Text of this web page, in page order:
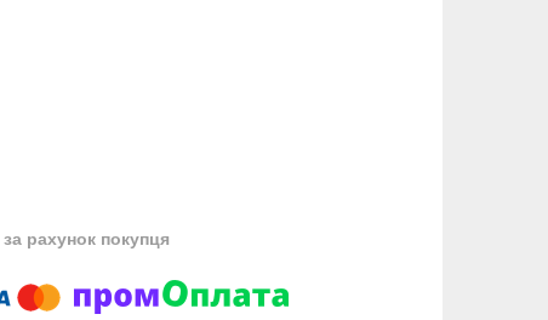
за рахунок покупця